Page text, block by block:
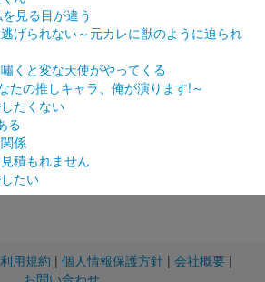
見る目が違う
げられない～元カレに獣のように迫られ
くと変な天使がやってくる
たの推しキャラ、俺が演ります!～
たくない
る
係
積もれません
たい
利用規約 | 個人情報保護方針 | 会社概要 |
お問い合わせ